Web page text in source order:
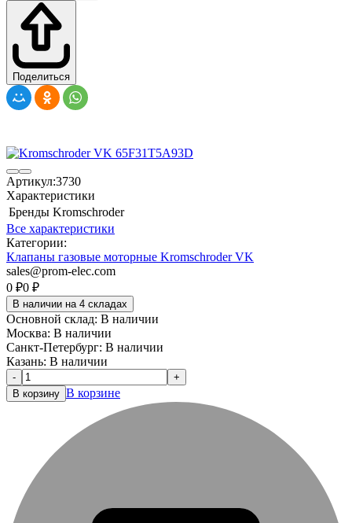
Поделиться
Артикул:3730
Характеристики
Бренды Kromschroder
Все характеристики
Категории:
Клапаны газовые моторные Kromschroder VK
sales@prom-elec.com
0 ₽0 ₽
В наличии на 4 складах
Основной склад: В наличии
Москва: В наличии
Санкт-Петербург: В наличии
Казань: В наличии
-
+
В корзину В корзине